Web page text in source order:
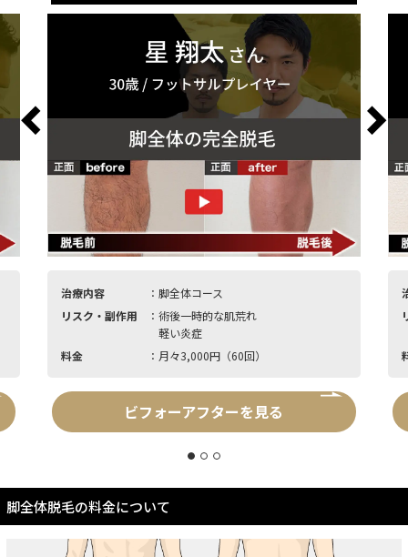
治療内容
：脚全体コース
リスク・副作用
：術後一時的な肌荒れ
軽い炎症
料金
：月々3,000円（60回）
ビフォーアフターを見る
脚全体脱毛の料金について